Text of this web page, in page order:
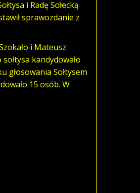
i Radę Sołecką
sprawozdanie z
i Mateusz
kandydowało
głosowania Sołtysem
15 osób. W